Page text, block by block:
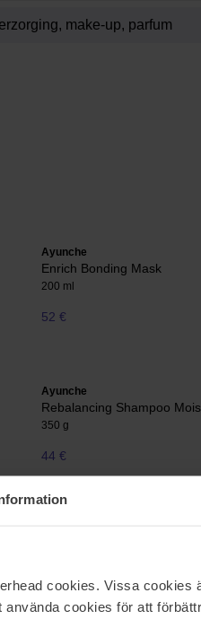
cookies. Vissa cookies
cookies för att
Ayunche
Enrich Bonding Mask
200 ml
52 €
Ayunche
Rebalancing Shampoo
350 g
44 €